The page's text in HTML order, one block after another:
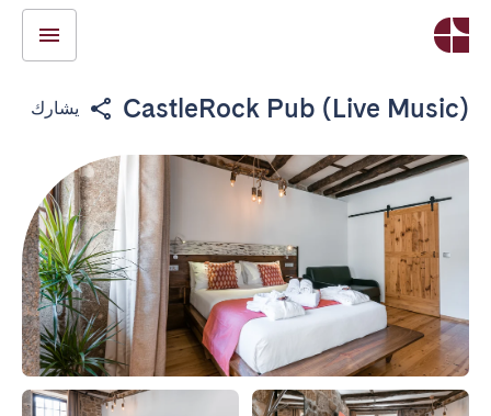
CastleRock Pub (Live Music) يشارك